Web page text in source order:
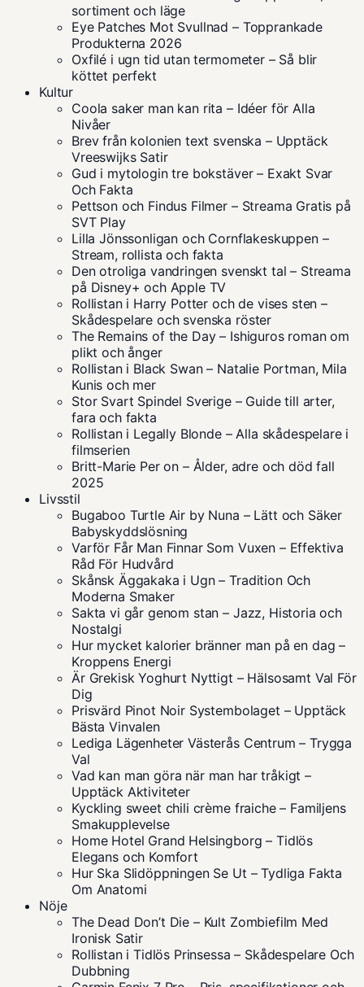
sortiment och läge
Eye Patches Mot Svullnad – Topprankade
Produkterna 2026
Oxfilé i ugn tid utan termometer – Så blir
köttet perfekt
Kultur
Coola saker man kan rita – Idéer för Alla
Nivåer
Brev från kolonien text svenska – Upptäck
Vreeswijks Satir
Gud i mytologin tre bokstäver – Exakt Svar
Och Fakta
Pettson och Findus Filmer – Streama Gratis på
SVT Play
Lilla Jönssonligan och Cornflakeskuppen –
Stream, rollista och fakta
Den otroliga vandringen svenskt tal – Streama
på Disney+ och Apple TV
Rollistan i Harry Potter och de vises sten –
Skådespelare och svenska röster
The Remains of the Day – Ishiguros roman om
plikt och ånger
Rollistan i Black Swan – Natalie Portman, Mila
Kunis och mer
Stor Svart Spindel Sverige – Guide till arter,
fara och fakta
Rollistan i Legally Blonde – Alla skådespelare i
filmserien
Britt-Marie Per on – Ålder, adre och död fall
2025
Livsstil
Bugaboo Turtle Air by Nuna – Lätt och Säker
Babyskyddslösning
Varför Får Man Finnar Som Vuxen – Effektiva
Råd För Hudvård
Skånsk Äggakaka i Ugn – Tradition Och
Moderna Smaker
Sakta vi går genom stan – Jazz, Historia och
Nostalgi
Hur mycket kalorier bränner man på en dag –
Kroppens Energi
Är Grekisk Yoghurt Nyttigt – Hälsosamt Val För
Dig
Prisvärd Pinot Noir Systembolaget – Upptäck
Bästa Vinvalen
Lediga Lägenheter Västerås Centrum – Trygga
Val
Vad kan man göra när man har tråkigt –
Upptäck Aktiviteter
Kyckling sweet chili crème fraiche – Familjens
Smakupplevelse
Home Hotel Grand Helsingborg – Tidlös
Elegans och Komfort
Hur Ska Slidöppningen Se Ut – Tydliga Fakta
Om Anatomi
Nöje
The Dead Don’t Die – Kult Zombiefilm Med
Ironisk Satir
Rollistan i Tidlös Prinsessa – Skådespelare Och
Dubbning